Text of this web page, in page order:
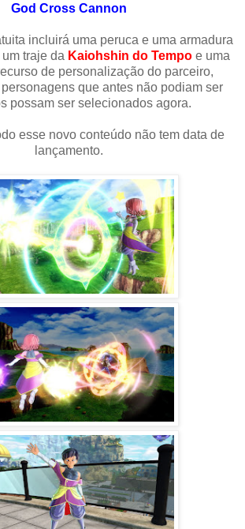
God Cross Cannon
incluirá uma peruca e uma armadura
um traje da Kaiohshin do Tempoe uma
de personalização do parceiro,
que antes não podiam ser
possam ser selecionados agora.
esse novo conteúdo não tem data de
lançamento.